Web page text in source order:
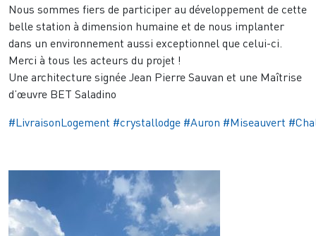
Nous sommes fiers de participer au développement de cette
belle station à dimension humaine et de nous implanter
dans un environnement aussi exceptionnel que celui-ci.
Merci à tous les acteurs du projet !
Une architecture signée Jean Pierre Sauvan et une Maîtrise
d’œuvre BET Saladino
#LivraisonLogement #crystallodge #Auron #Miseauvert